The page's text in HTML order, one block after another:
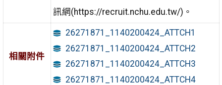
訊網(https://recruit.nchu.edu.tw/)。
相關附件
26271871_1140200424_ATTCH1
26271871_1140200424_ATTCH2
26271871_1140200424_ATTCH3
26271871_1140200424_ATTCH4